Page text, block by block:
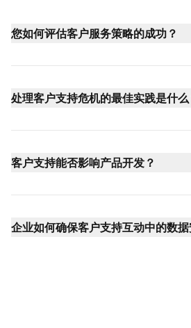
您如何评估客户服务策略的成功？
处理客户支持危机的最佳实践是什么
客户支持能否影响产品开发？
企业如何确保客户支持互动中的数据